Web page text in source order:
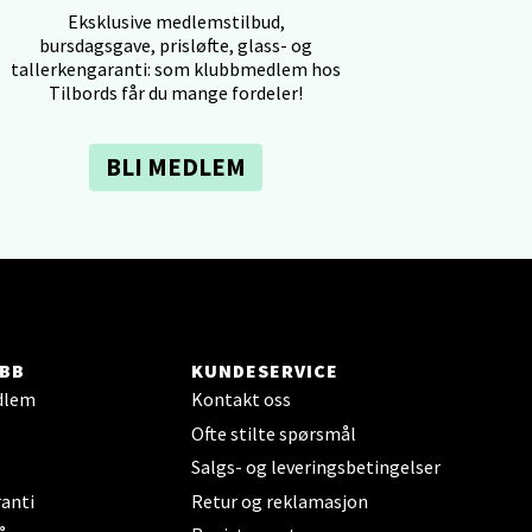
Eksklusive medlemstilbud,
bursdagsgave, prisløfte, glass- og
tallerkengaranti: som klubbmedlem hos
Tilbords får du mange fordeler!
BLI MEDLEM
KUNDESERVICE
Kontakt oss
Ofte stilte spørsmål
Salgs- og leveringsbetingelser
Retur og reklamasjon